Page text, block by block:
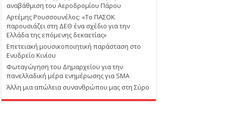
αναβάθμιση του Αεροδρομίου Πάρου
Αρτέμης Ρουσσουνέλος: «Το ΠΑΣΟΚ
παρουσιάζει στη ΔΕΘ ένα σχέδιο για την
Ελλάδα της επόμενης δεκαετίας»
Επετειακή μουσικοποιητική παράσταση στο
Ενυδρείο Κινίου
Φωταγώγηση του Δημαρχείου για την
πανελλαδική μέρα ενημέρωσης για SMA
Άλλη μια απώλεια συνανθρώπου μας στη Σύρο